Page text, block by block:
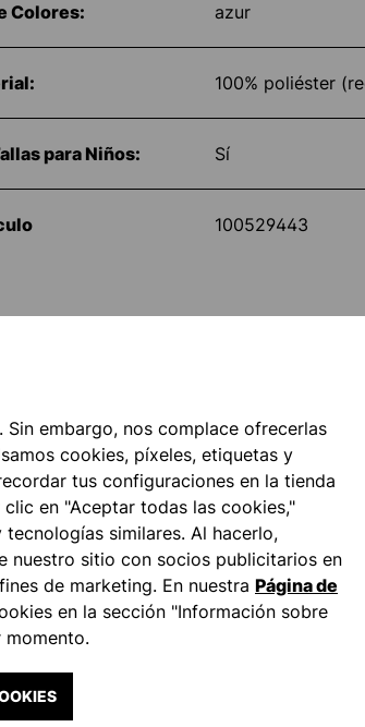
Colores: azur
100% poliéster
para Niños: Sí
100529443
embargo, nos complace ofrecerlas
cookies, píxeles, etiquetas y
tus configuraciones en la tienda
en "Aceptar todas las cookies,"
similares. Al hacerlo,
nuestro sitio con socios publicitarios en
de marketing. En nuestra Página de
en la sección "Información sobre
momento.